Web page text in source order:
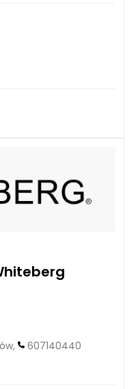
607140440